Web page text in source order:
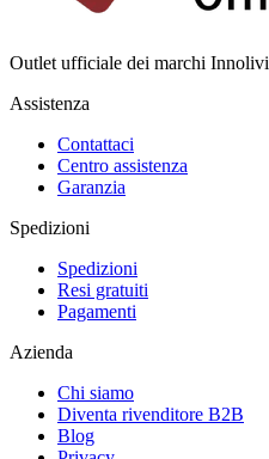
Outlet ufficiale dei marchi
Assistenza
Contattaci
Centro assistenza
Garanzia
Spedizioni
Spedizioni
Resi gratuiti
Pagamenti
Azienda
Chi siamo
Diventa rivenditore B2B
Blog